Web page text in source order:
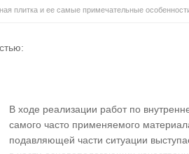
плитка и ее самые примечательные
В ходе реализации работ по
самого часто применяемого
подавляющей части ситуации